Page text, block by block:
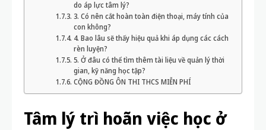
do áp lực tâm lý?
3. Có nên cắt hoàn toàn điện thoại, máy tính của
con không?
4. Bao lâu sẽ thấy hiệu quả khi áp dụng các cách
rèn luyện?
5. Ở đâu có thể tìm thêm tài liệu về quản lý thời
gian, kỹ năng học tập?
CỘNG ĐỒNG ÔN THI THCS MIỄN PHÍ
Tâm lý trì hoãn việc học ở